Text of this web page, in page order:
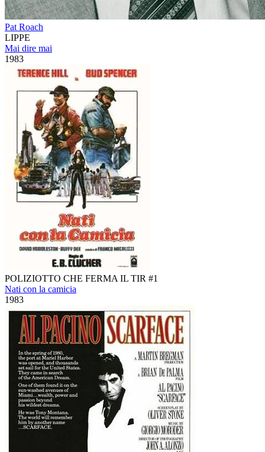
Pat Roach
LIPPE
Mai dire mai
1983
POLIZIOTTO CHE FERMA IL TIR #1
Nati con la camicia
1983